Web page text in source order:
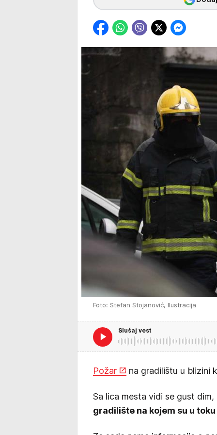
Foto: Stefan Stojanović, Ilustracija
Slušaj vest
Požar na gradilištu u blizini
Sa lica mesta vidi se gust
gradilište na kojem su u